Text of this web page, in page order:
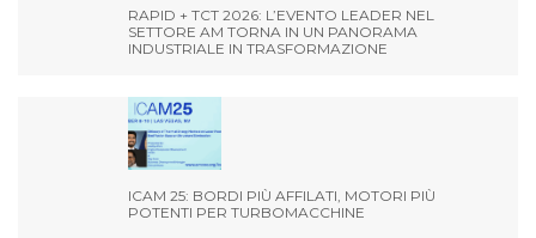
RAPID + TCT 2026: L’EVENTO LEADER NEL
SETTORE AM TORNA IN UN PANORAMA
INDUSTRIALE IN TRASFORMAZIONE
ICAM 25: BORDI PIÙ AFFILATI, MOTORI PIÙ
POTENTI PER TURBOMACCHINE